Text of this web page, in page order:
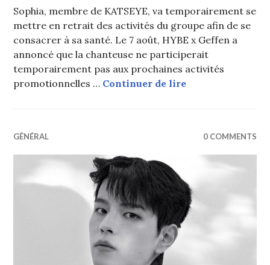
Sophia, membre de KATSEYE, va temporairement se
mettre en retrait des activités du groupe afin de se
consacrer à sa santé. Le 7 août, HYBE x Geffen a
annoncé que la chanteuse ne participerait
temporairement pas aux prochaines activités
promotionnelles … Continuer de lireKATSEYE :
GÉNÉRAL 0 COMMENTS